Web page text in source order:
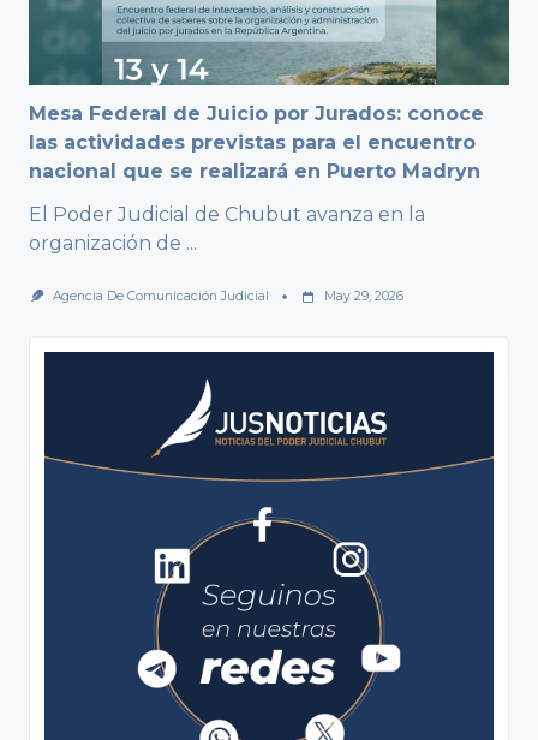
Mesa Federal de Juicio por Jurados: conoce
las actividades previstas para el encuentro
nacional que se realizará en Puerto Madryn
El Poder Judicial de Chubut avanza en la
organización de ...
Agencia De Comunicación Judicial May 29, 2026